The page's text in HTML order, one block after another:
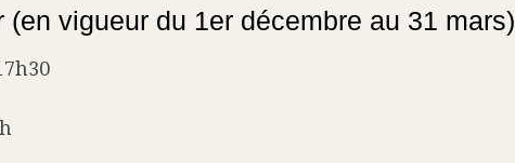
(en vigueur du 1er décembre au 31 mars)